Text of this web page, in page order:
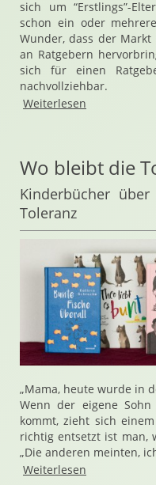
sich um “Erstlings”-
schon ein oder
Wunder, dass der
an Ratgebern
sich für einen
nachvollziehbar.
Weiterlesen
Wo bleibt die
Kinderbücher
Toleranz
„Mama, heute wurde in
Wenn der eigene
kommt, zieht sich
richtig entsetzt ist man,
„Die anderen meinten,
Weiterlesen